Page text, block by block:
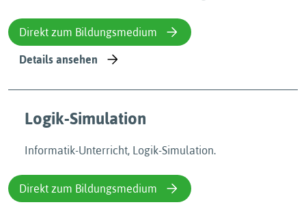
Direkt zum Bildungsmedium
Details ansehen
Logik-Simulation
Informatik-Unterricht, Logik-Simulation.
Direkt zum Bildungsmedium